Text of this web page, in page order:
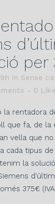
per
in Sense
0
la rentadora
que fa, de la
vella que
cada tipus de
la
375€ (IVA